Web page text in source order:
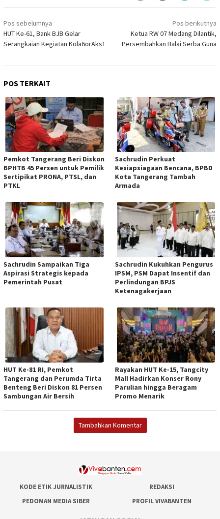
Navigasi
pos
Pos sebelumnya
HUT Ke-61, Bank BJB Gelar
Serangkaian Kegiatan Kola6orAks1
Pos berikutnya
Ketua RW 07 Medang Dilantik,
Persembahkan Balai Serba Guna
POS TERKAIT
Pemkot Tangerang Beri Diskon
BPHTB 45 Persen untuk Pemilik
Sertipikat PRONA, PTSL, dan
PTKL
Sachrudin Perkuat
Kesiapsiagaan Bencana, BPBD
Kota Tangerang Tambah
Armada
Sachrudin Sampaikan Tiga
Aspirasi Strategis kepada
Pemerintah Pusat
Sachrudin Kukuhkan Pengurus
IPSM, PSM Dapat Insentif dan
Perlindungan BPJS
Ketenagakerjaan
HUT Ke-81 RI, Pemkot
Tangerang dan Perumda Tirta
Benteng Beri Diskon 81 Persen
Sambungan Air Bersih
Rayakan HUT Ke-15, Tangcity
Mall Hadirkan Konser Rony
Parulian hingga Beragam
Promo Menarik
Tambahkan Komentar
KODE ETIK JURNALISTIK
REDAKSI
PEDOMAN MEDIA SIBER
PROFIL VIVABANTEN